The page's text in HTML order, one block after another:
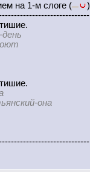
на 1-м слоге (—
)
день
она